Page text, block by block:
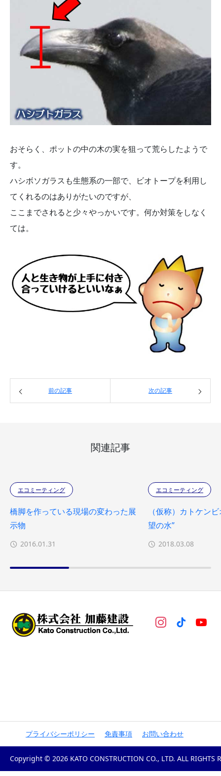
おそらく、ポットの中の木の実を狙って荒らしたようで
す。
ハシボソガラスも生態系の一部で、ビオトープを利用し
てくれるのはありがたいのですが、
ここまでされると少々やっかいです。何か対策をしなく
ては。
前の記事 次の記事
関連記事
エコミーティング
橋脚を作っている現場の変わった展
示物
2016.01.31
エコミーティング
（仮称）カトケン
望の水”
2018.03.08
プライバシーポリシー 免責事項 お問い合わせ
Copyright © 2026 KATO CONSTRUCTION CO., LTD. ALL RIGHTS